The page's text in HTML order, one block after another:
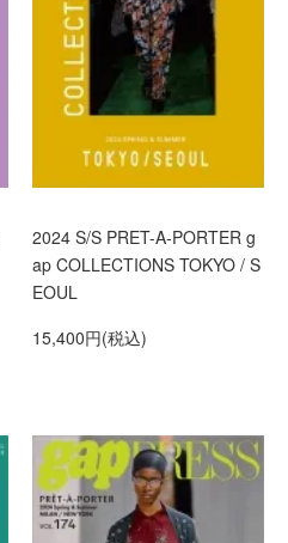
2024 S/S PRET-A-PORTER g
ap COLLECTIONS TOKYO / S
EOUL
15,400円(税込)